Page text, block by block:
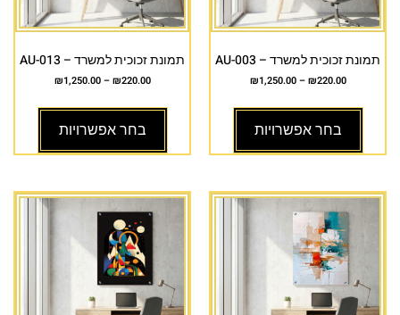
תמונת זכוכית למשרד – AU-003
₪220.00
–
₪1,250.00
בחר אפשרויות
תמונת זכוכית למשרד – AU-013
₪220.00
–
₪1,250.00
בחר אפשרויות